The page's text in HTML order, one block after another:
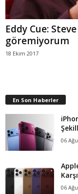
Eddy Cue:
göremiyorum
18 Ekim 2017
En Son Haberler
06
06